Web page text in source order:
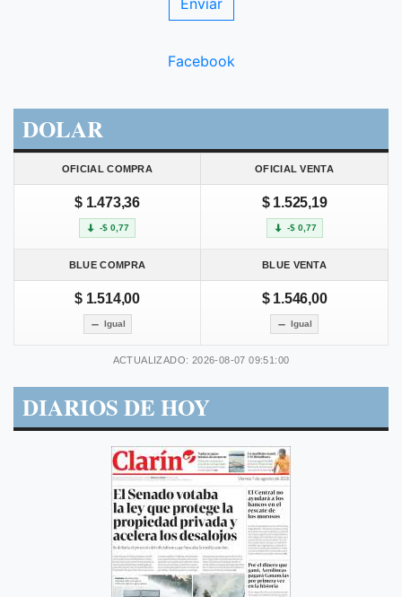
Facebook
DOLAR
OFICIAL COMPRA OFICIAL VENTA
$ 1.473,36
-$ 0,77
$ 1.525,19
-$ 0,77
BLUE COMPRA BLUE VENTA
$ 1.514,00
Igual
$ 1.546,00
Igual
ACTUALIZADO: 2026-08-07 09:51:00
DIARIOS DE HOY